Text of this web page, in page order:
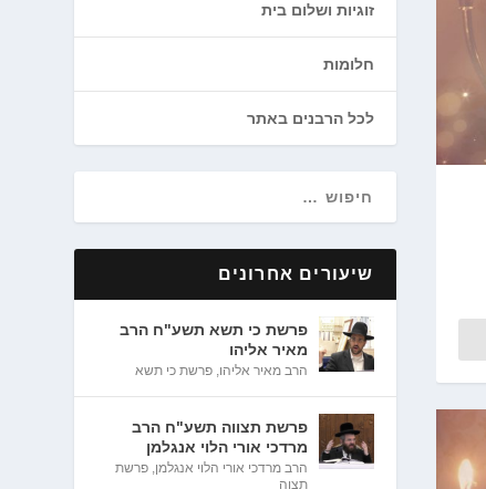
זוגיות ושלום בית
חלומות
לכל הרבנים באתר
שיעורים אחרונים
פרשת כי תשא תשע"ח הרב
מאיר אליהו
הרב מאיר אליהו,פרשת כי תשא
פרשת תצווה תשע"ח הרב
מרדכי אורי הלוי אנגלמן
הרב מרדכי אורי הלוי אנגלמן,פרשת
תצוה